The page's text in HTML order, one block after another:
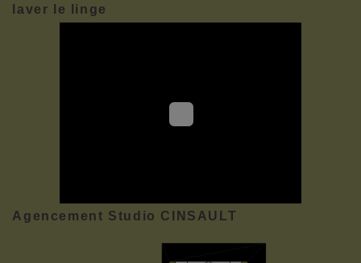
laver le linge
Agencement Studio CINSAULT